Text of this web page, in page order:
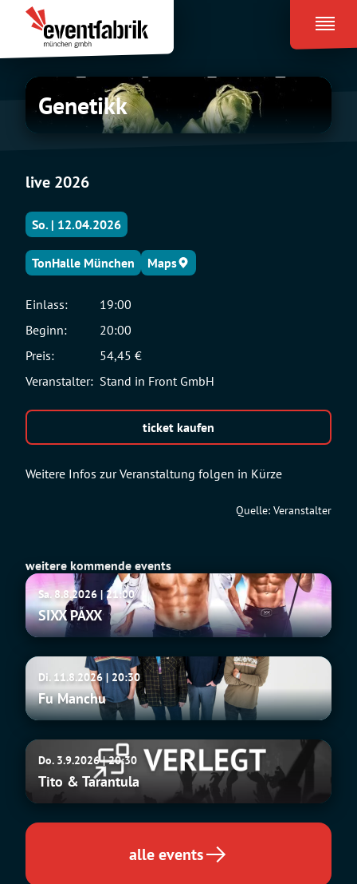
Inhalt
springen
Eventfabrik
München
Genetikk
Genetikk
live 2026
Weitere Infos zur Veranstaltung folgen in Kürze
Quelle: Veranstalter
weitere kommende events
SIXX
PAXXSa. 8.8.2026 | 21:00
SIXX PAXX
Fu
Manchu
Di. 11.8.2026 | 20:30
Fu Manchu
Tito
Tarantula
Do. 3.9.2026 | 20:30
Tito & Tarantula
alle events
So. | 12.04.2026
TonHalle München Maps
Einlass:
19:00
Beginn:
20:00
Preis:
54,45 €
Veranstalter: Stand in Front GmbH
ticket kaufen